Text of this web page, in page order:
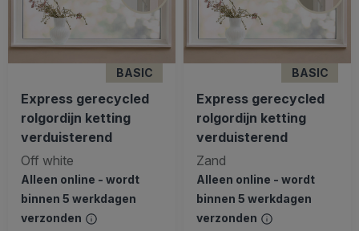
BASIC
Express gerecycled
rolgordijn ketting
verduisterend
Off white
Alleen online - wordt
binnen 5 werkdagen
verzonden
BASIC
Express gerecycled
rolgordijn ketting
verduisterend
Zand
Alleen online - wordt
binnen 5 werkdagen
verzonden